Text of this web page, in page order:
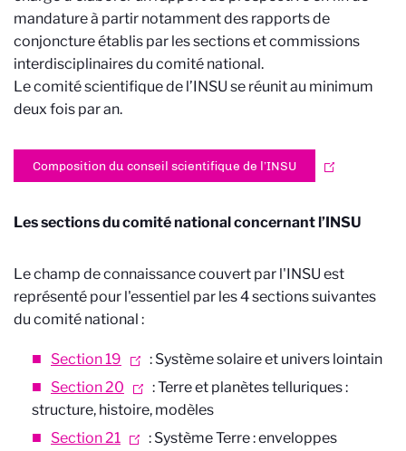
mandature à partir notamment des rapports de
conjoncture établis par les sections et commissions
interdisciplinaires du comité national.
Le comité scientifique de l’INSU se réunit au minimum
deux fois par an.
Composition du conseil scientifique de l’INSU
Les sections du comité national concernant l’INSU
Le champ de connaissance couvert par l'INSU est
représenté pour l'essentiel par les 4 sections suivantes
du comité national :
Section 19
: Système solaire et univers lointain
Section 20
: Terre et planètes telluriques :
structure, histoire, modèles
Section 21
: Système Terre : enveloppes